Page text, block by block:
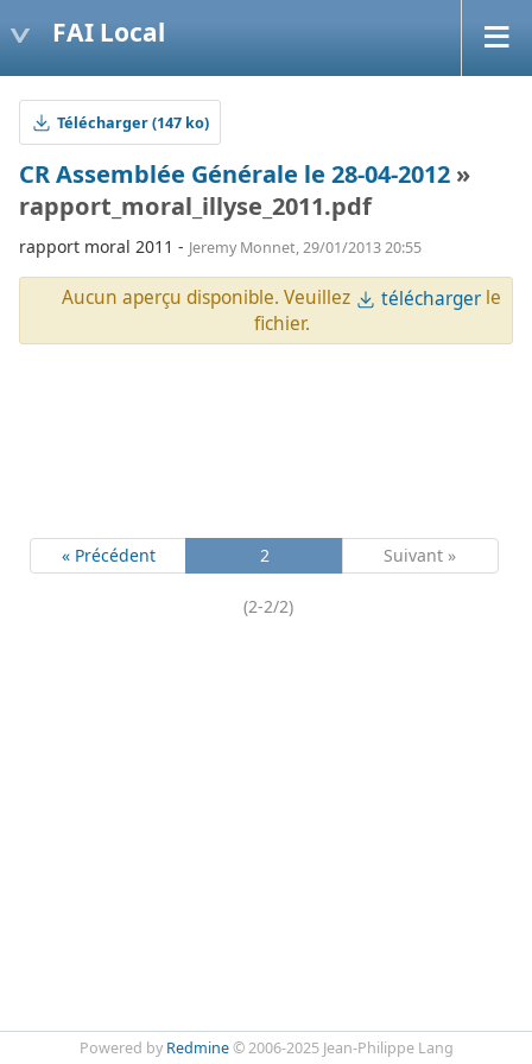
FAI Local
Télécharger (147 ko)
CR Assemblée Générale le 28-04-2012 »
rapport_moral_illyse_2011.pdf
rapport moral 2011 - Jeremy Monnet, 29/01/2013 20:55
Aucun aperçu disponible. Veuillez télécharger le
fichier.
« Précédent 2 Suivant »
(2-2/2)
Powered by Redmine© 2006-2025 Jean-Philippe Lang